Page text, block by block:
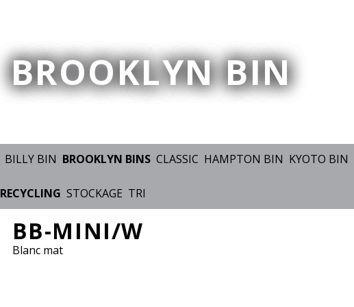
BROOKLYN BIN
BILLY BIN BROOKLYN BINS CLASSIC HAMPTON BIN KYOTO BIN
RECYCLING STOCKAGE TRI
BB-MINI/W
Blanc mat